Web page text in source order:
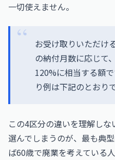
一切使えません。
お受け取りいただけ
の納付月数に応じて
120%に相当する額
り例は下記のとおりで
この4区分の違いを理解し
選んでしまうのが、最も典
ば60歳で廃業を考えている